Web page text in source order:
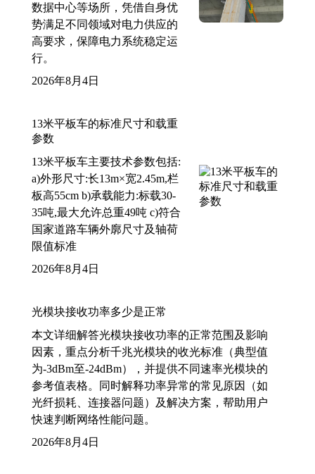
数据中心等场所，凭借自身优
势满足不同领域对电力供应的
高要求，保障电力系统稳定运
行。
2026年8月4日
13米平板车的标准尺寸和载重
参数
13米平板车主要技术参数包括:
a)外形尺寸:长13m×宽2.45m,栏
板高55cm b)承载能力:标载30-
35吨,最大允许总重49吨 c)符合
国家道路车辆外廓尺寸及轴荷
限值标准
2026年8月4日
光模块接收功率多少是正常
本文详细解答光模块接收功率的正常范围及影响
因素，重点分析千兆光模块的收光标准（典型值
为-3dBm至-24dBm），并提供不同速率光模块的
参考值表格。同时解释功率异常的常见原因（如
光纤损耗、连接器问题）及解决方案，帮助用户
快速判断网络性能问题。
2026年8月4日